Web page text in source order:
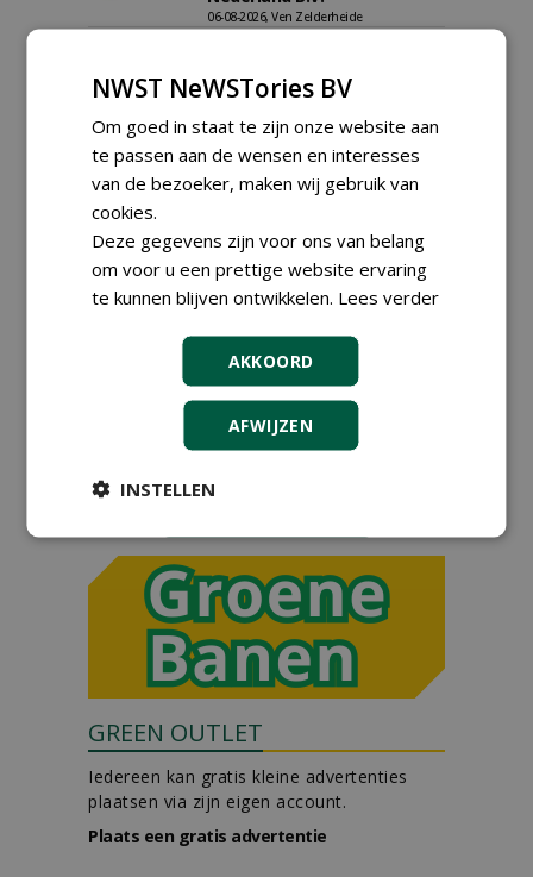
06-08-2026, Ven Zelderheide
30-07-2026, Schalkwijk
Boominspecteur bij
Boomtotaalzorg24-40 uur
30-07-2026, Schalkwijk
Golfbaan KralingenOosthoek
groepRotterdam
30-07-2026
Ontwikkeling bij Diamant
groep Groen Xtra
Adviseur openbaar groen,
sportvelden & golfbanen bij
Vos Capelle
GREEN OUTLET
Iedereen kan gratis kleine advertenties
plaatsen via zijn eigen account.
Plaats een gratis advertentie
NWST NeWSTories BV
Om goed in staat te zijn onze website aan
te passen aan de wensen en interesses
van de bezoeker, maken wij gebruik van
cookies.
Deze gegevens zijn voor ons van belang
om voor u een prettige website ervaring
te kunnen blijven ontwikkelen. Lees verder
AKKOORD
AFWIJZEN
INSTELLEN